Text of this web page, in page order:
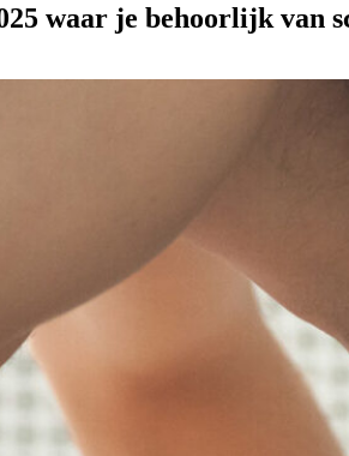
waar je behoorlijk van